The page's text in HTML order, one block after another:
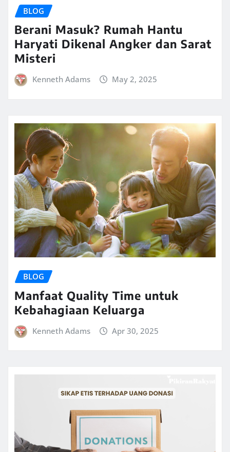
BLOG
Berani Masuk? Rumah Hantu
Haryati Dikenal Angker dan Sarat
Misteri
Kenneth Adams May 2, 2025
BLOG
Manfaat Quality Time untuk
Kebahagiaan Keluarga
Kenneth Adams Apr 30, 2025